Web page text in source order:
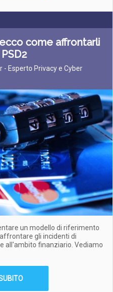
come affrontarli
- Esperto Privacy e Cyber
un modello di riferimento
gli incidenti di
all'ambito finanziario. Vediamo